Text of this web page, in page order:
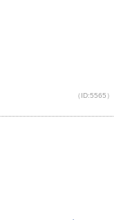
（ID:5565）